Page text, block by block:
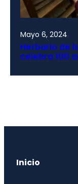
Mayo 6, 2024
Herbario de
celebra 100
Inicio